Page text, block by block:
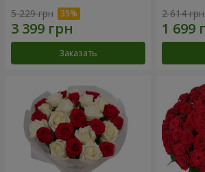
5 229 грн
Заказать
2 614 грн